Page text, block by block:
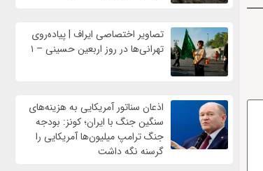
تصاویر اختصاصی ایراف | پیاده‌روی
تهرانی‌ها در روز اربعین حسینی – ۱
اذعان سناتور آمریکایی به هزینه‌های
سنگین جنگ با ایران؛ کونز: بودجه
جنگ ترامپ میلیون‌ها آمریکایی را
گرسنه نگه داشت